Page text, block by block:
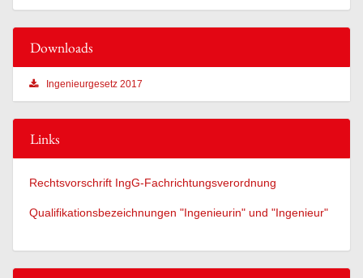
Downloads
Ingenieurgesetz 2017
Links
Rechtsvorschrift IngG-Fachrichtungsverordnung
Qualifikationsbezeichnungen "Ingenieurin" und "Ingenieur"